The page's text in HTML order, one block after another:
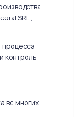
SRL.,
процесса
контроль
во многих